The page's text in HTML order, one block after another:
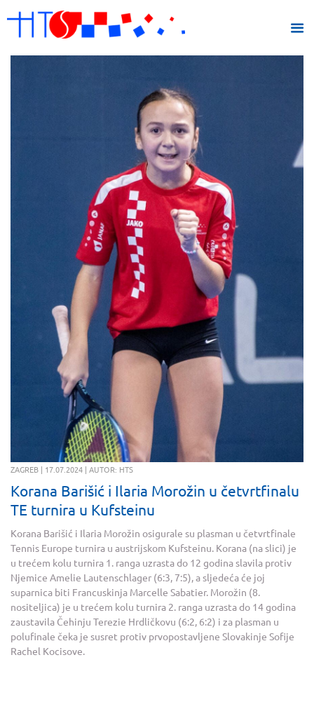
ZAGREB | 17.07.2024 | AUTOR: HTS
Korana Barišić i Ilaria Morožin u četvrtfinalu
TE turnira u Kufsteinu
Korana Barišić i Ilaria Morožin osigurale su plasman u četvrtfinale
Tennis Europe turnira u austrijskom Kufsteinu. Korana (na slici) je
u trećem kolu turnira 1. ranga uzrasta do 12 godina slavila protiv
Njemice Amelie Lautenschlager (6:3, 7:5), a sljedeća će joj
suparnica biti Francuskinja Marcelle Sabatier. Morožin (8.
nositeljica) je u trećem kolu turnira 2. ranga uzrasta do 14 godina
zaustavila Čehinju Terezie Hrdličkovu (6:2, 6:2) i za plasman u
polufinale čeka je susret protiv prvopostavljene Slovakinje Sofije
Rachel Kocisove.